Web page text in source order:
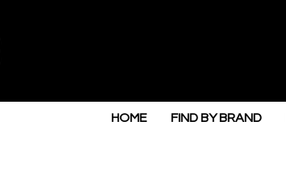
HOME FIND BY BRAND